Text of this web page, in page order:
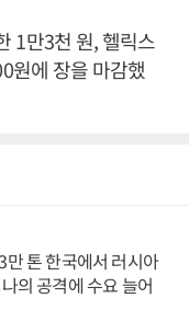
1만3천 원, 헬릭스
원에 장을 마감했
톤 한국에서 러시아
의 공격에 수요 늘어